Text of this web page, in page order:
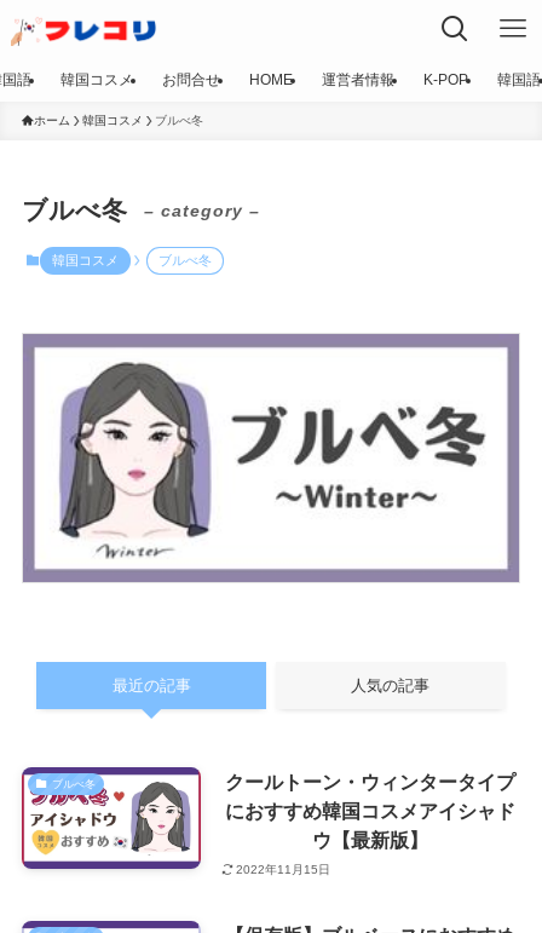
語 韓国コスメ お問合せ HOME 運営者情報 K-POP 韓国語
ホーム 韓国コスメ ブルべ冬
ブルべ冬 – category –
韓国コスメ ブルべ冬
最近の記事 人気の記事
ブルべ冬
クールトーン・ウィンタータイプ
におすすめ韓国コスメアイシャド
ウ【最新版】
2022年11月15日